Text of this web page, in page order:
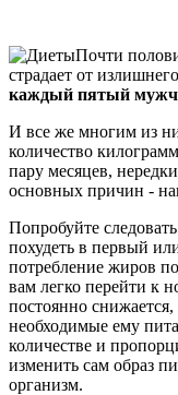
Почти
страдает от
каждый пятый
И все же многим из
количество
пару месяцев,
основных причин -
Попробуйте
похудеть в первый
потребление жиров
вам легко перейти к
постоянно снижается,
необходимые ему
количестве и
изменить сам образ
организм.